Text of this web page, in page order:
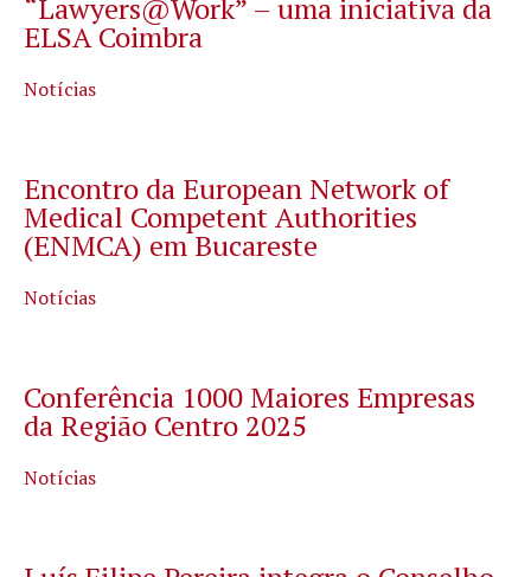
“Lawyers@Work” – uma iniciativa da
ELSA Coimbra
Notícias
Encontro da European Network of
Medical Competent Authorities
(ENMCA) em Bucareste
Notícias
Conferência 1000 Maiores Empresas
da Região Centro 2025
Notícias